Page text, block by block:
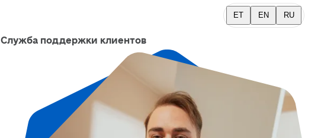
ET EN RU
Служба поддержки клиентов